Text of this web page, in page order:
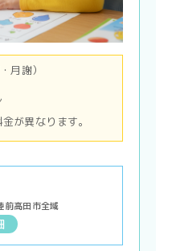
月謝）
が異なります。
前高田市全域